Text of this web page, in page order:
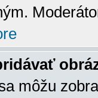
môžu